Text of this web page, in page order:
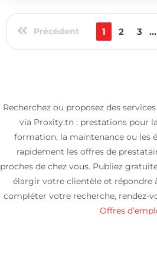
Précédent 1 2 3 ...
Recherchez ou proposez des
via Proxity.tn : prestations pour
formation, la maintenance ou les
rapidement les offres de
proches de chez vous. Publiez
élargir votre clientèle et répondre
compléter votre recherche, rendez-
Offres